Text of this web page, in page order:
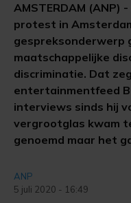
AMSTERDAM (ANP)
protest in
gespreksonderwerp
maatschappelijke
discriminatie. Dat
entertainmentfeed
interviews sinds hij
vergrootglas kwam
genoemd maar het
ANP
5 juli 2020 - 16:49